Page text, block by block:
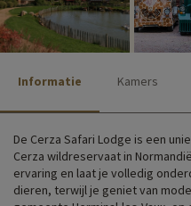
Informatie Kamers
De Cerza Safari Lodge is een
Cerza wildreservaat in
ervaring en laat je volledig
dieren, terwijl je geniet van